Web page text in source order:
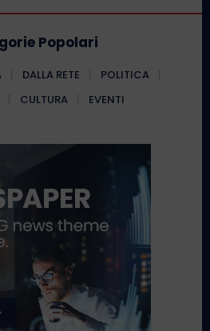
Popolari
DALLA RETE
POLITICA
CULTURA EVENTI